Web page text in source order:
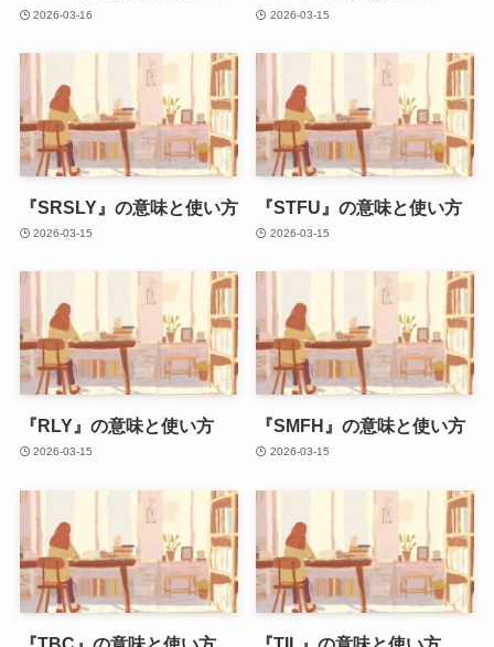
2026-03-16 2026-03-15
『SRSLY』の意味と使い方
2026-03-15
『STFU』の意味と使い方
2026-03-15
『RLY』の意味と使い方
2026-03-15
『SMFH』の意味と使い方
2026-03-15